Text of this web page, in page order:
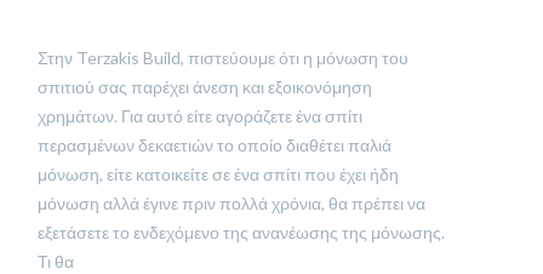
Στην Terzakis Build, πιστεύουμε ότι η μόνωση του
σπιτιού σας παρέχει άνεση και εξοικονόμηση
χρημάτων. Για αυτό είτε αγοράζετε ένα σπίτι
περασμένων δεκαετιών το οποίο διαθέτει παλιά
μόνωση, είτε κατοικείτε σε ένα σπίτι που έχει ήδη
μόνωση αλλά έγινε πριν πολλά χρόνια, θα πρέπει να
εξετάσετε το ενδεχόμενο της ανανέωσης της μόνωσης.
Τι θα